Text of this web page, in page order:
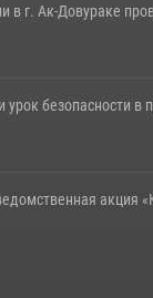
в г. Ак-Довураке
урок безопасности в
акция